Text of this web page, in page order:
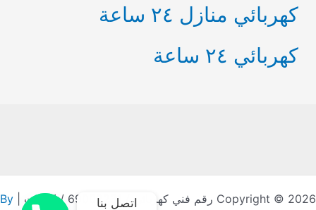
كهربائي منازل ٢٤ ساعة
كهربائي ٢٤ ساعة
Copyright © 2026 رقم فني كهربائي / 69002231 / الكويت | By اتصل بنا